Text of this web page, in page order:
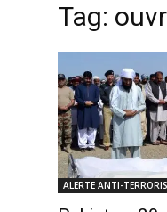
Tag:
ALERTE ANTI-